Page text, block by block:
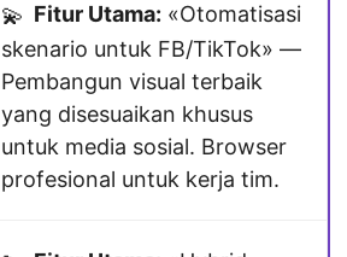
💫 Fitur Utama: «Otomatisasi
skenario untuk FB/TikTok» —
Pembangun visual terbaik
yang disesuaikan khusus
untuk media sosial. Browser
profesional untuk kerja tim.